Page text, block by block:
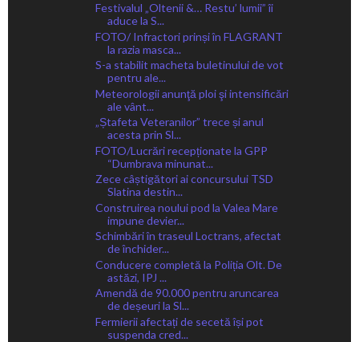
Festivalul „Oltenii &… Restu’ lumii” îi
aduce la S...
FOTO/ Infractori prinși în FLAGRANT
la razia masca...
S-a stabilit macheta buletinului de vot
pentru ale...
Meteorologii anunţă ploi şi intensificări
ale vânt...
„Ștafeta Veteranilor” trece și anul
acesta prin Sl...
FOTO/Lucrări recepționate la GPP
“Dumbrava minunat...
Zece câștigători ai concursului TSD
Slatina destin...
Construirea noului pod la Valea Mare
impune devier...
Schimbări în traseul Loctrans, afectat
de închider...
Conducere completă la Poliția Olt. De
astăzi, IPJ ...
Amendă de 90.000 pentru aruncarea
de deșeuri la Sl...
Fermierii afectați de secetă își pot
suspenda cred...